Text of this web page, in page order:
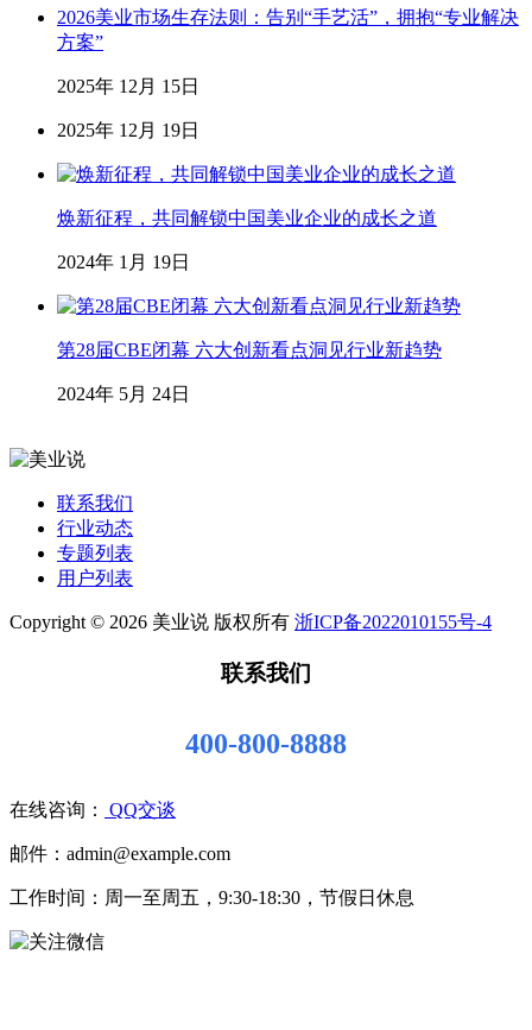
2026美业市场生存法则：告别“手艺活”，拥抱“专业解决
方案”
2025年 12月 15日
2025年 12月 19日
焕新征程，共同解锁中国美业企业的成长之道
2024年 1月 19日
第28届CBE闭幕 六大创新看点洞见行业新趋势
2024年 5月 24日
联系我们
行业动态
专题列表
用户列表
Copyright © 2026 美业说 版权所有 浙ICP备2022010155号-4
联系我们
400-800-8888
在线咨询： QQ交谈
邮件：admin@example.com
工作时间：周一至周五，9:30-18:30，节假日休息